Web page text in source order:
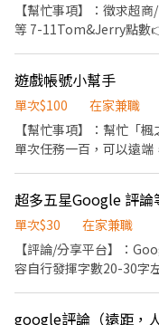
【幫忙事項】：徵求超
等 7-11Tom&Jerry點數👉15點：1元 Open point(OP點數)👉1
點、Hami200點 並告知
遊戲帳號小幫手
單次$100
在家兼職
【幫忙事項】：幫忙「
單次任務一百，可以遠端
超多五星Google 評論
單次$30
在家兼職
【評論/分享平台】：Google評論 【分享內容】
容自行發揮字數20-30字